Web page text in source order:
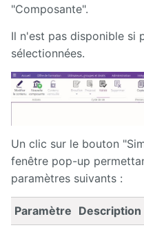
"Composante".
Il n'est pas disponible si
sélectionnées.
Un clic sur le bouton
fenêtre pop-up
paramètres suivants :
Paramètre Description